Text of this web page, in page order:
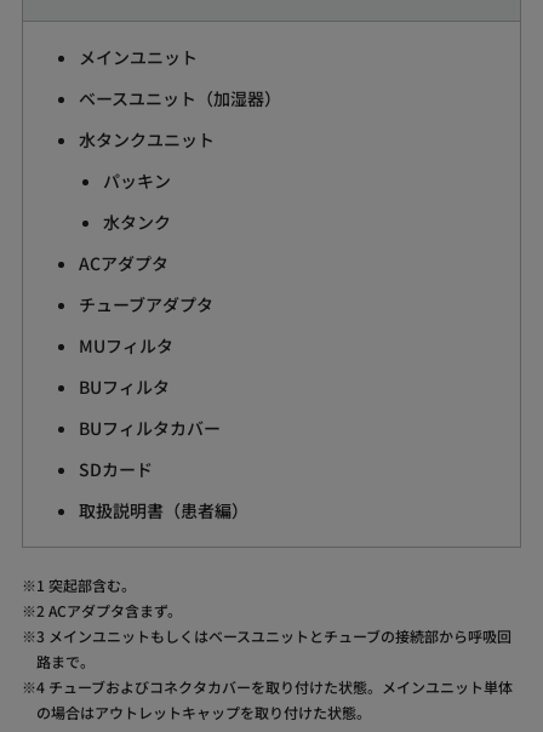
メインユニット
ベースユニット（加湿器）
水タンクユニット
パッキン
水タンク
ACアダプタ
チューブアダプタ
MUフィルタ
BUフィルタ
BUフィルタカバー
SDカード
取扱説明書（患者編）
1 突起部含む。
2 ACアダプタ含まず。
3 メインユニットもしくはベースユニットとチューブの接続部から呼吸回
路まで。
4 チューブおよびコネクタカバーを取り付けた状態。メインユニット単体
の場合はアウトレットキャップを取り付けた状態。